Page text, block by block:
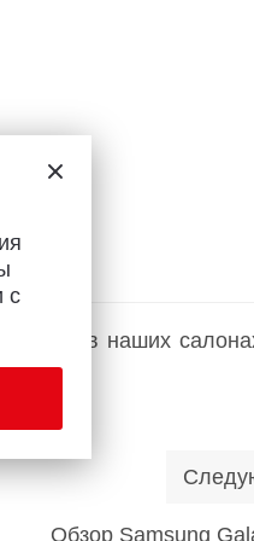
как в наших
210
Обзор Samsung
с